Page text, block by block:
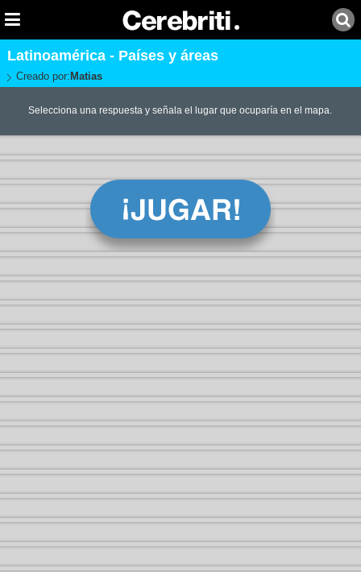
Latinoamérica - Países y áreas
Creado por: Matias
Selecciona una respuesta y señala el lugar que ocuparía en el mapa.